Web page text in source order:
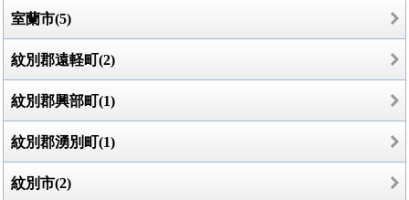
室蘭市(5)
紋別郡遠軽町(2)
紋別郡興部町(1)
紋別郡湧別町(1)
紋別市(2)